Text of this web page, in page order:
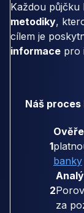
Každou půjčku
metodiky,
cílem je
informace pro
Náš
1
banky
2
za